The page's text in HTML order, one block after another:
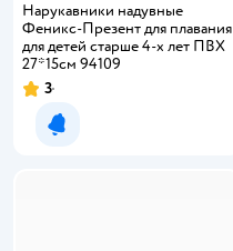
Нарукавники надувные
Феникс-Презент для плавания
для детей старше 4-х лет ПВХ
27*15см 94109
3
Уведомить о появлении